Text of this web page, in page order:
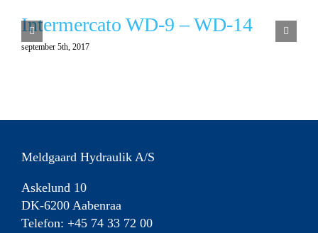
Intermercato WD-9 – WD-14
september 5th, 2017
Meldgaard Hydraulik A/S
Askelund 10
DK-6200 Aabenraa
Telefon: +45 74 33 72 00